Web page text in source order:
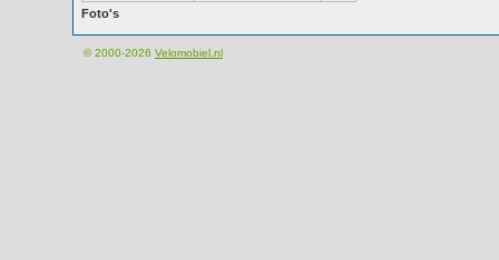
Foto's
© 2000-2026 Velomobiel.nl